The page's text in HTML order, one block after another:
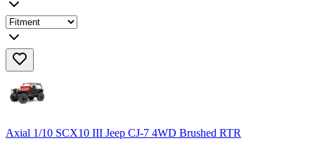
Axial 1/10 SCX10 III Jeep CJ-7 4WD Brushed RTR